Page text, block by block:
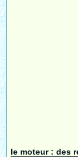
le moteur : des